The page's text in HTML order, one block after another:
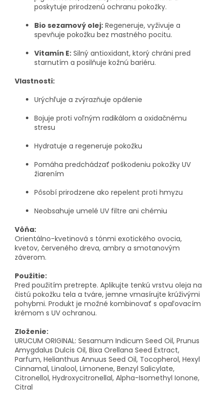
poskytuje prirodzenú ochranu pokožky.
Bio sezamový olej: Regeneruje, vyživuje a
spevňuje pokožku bez mastného pocitu.
Vitamín E: Silný antioxidant, ktorý chráni pred
starnutím a posilňuje kožnú bariéru.
Vlastnosti:
Urýchľuje a zvýrazňuje opálenie
Bojuje proti voľným radikálom a oxidačnému
stresu
Hydratuje a regeneruje pokožku
Pomáha predchádzať poškodeniu pokožky UV
žiarením
Pôsobí prirodzene ako repelent proti hmyzu
Neobsahuje umelé UV filtre ani chémiu
Vôňa:
Orientálno-kvetinová s tónmi exotického ovocia,
kvetov, červeného dreva, ambry a smotanovým
záverom.
Použitie:
Pred použitím pretrepte. Aplikujte tenkú vrstvu oleja na
čistú pokožku tela a tváre, jemne vmasírujte krúživými
pohybmi. Produkt je možné kombinovať s opaľovacím
krémom s UV ochranou.
Zloženie:
URUCUM ORIGINAL: Sesamum Indicum Seed Oil, Prunus
Amygdalus Dulcis Oil, Bixa Orellana Seed Extract,
Parfum, Helianthus Annuus Seed Oil, Tocopherol, Hexyl
Cinnamal, Linalool, Limonene, Benzyl Salicylate,
Citronellol, Hydroxycitronellal, Alpha-Isomethyl Ionone,
Citral